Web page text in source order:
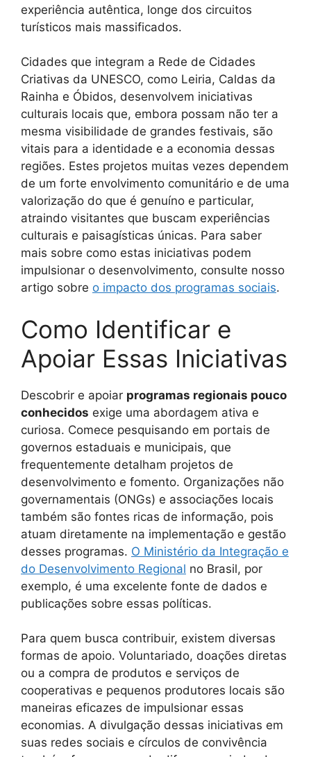
experiência autêntica, longe dos circuitos
turísticos mais massificados.
Cidades que integram a Rede de Cidades
Criativas da UNESCO, como Leiria, Caldas da
Rainha e Óbidos, desenvolvem iniciativas
culturais locais que, embora possam não ter a
mesma visibilidade de grandes festivais, são
vitais para a identidade e a economia dessas
regiões. Estes projetos muitas vezes dependem
de um forte envolvimento comunitário e de uma
valorização do que é genuíno e particular,
atraindo visitantes que buscam experiências
culturais e paisagísticas únicas. Para saber
mais sobre como estas iniciativas podem
impulsionar o desenvolvimento, consulte nosso
artigo sobre o impacto dos programas sociais.
Como Identificar e
Apoiar Essas Iniciativas
Descobrir e apoiar programas regionais pouco
conhecidos exige uma abordagem ativa e
curiosa. Comece pesquisando em portais de
governos estaduais e municipais, que
frequentemente detalham projetos de
desenvolvimento e fomento. Organizações não
governamentais (ONGs) e associações locais
também são fontes ricas de informação, pois
atuam diretamente na implementação e gestão
desses programas. O Ministério da Integração e
do Desenvolvimento Regional no Brasil, por
exemplo, é uma excelente fonte de dados e
publicações sobre essas políticas.
Para quem busca contribuir, existem diversas
formas de apoio. Voluntariado, doações diretas
ou a compra de produtos e serviços de
cooperativas e pequenos produtores locais são
maneiras eficazes de impulsionar essas
economias. A divulgação dessas iniciativas em
suas redes sociais e círculos de convivência